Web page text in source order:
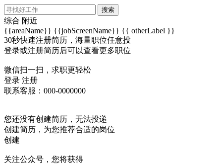
搜索
综合 附近
{{areaName}} {{jobScreenName}} {{ otherLabel }}
30秒快速注册简历，海量职位任意投
登录或注册简历后可以查看更多职位
微信扫一扫，求职更轻松
登录 注册
联系客服：000-0000000
您还没有创建简历，无法投递
创建简历，为您推荐合适的岗位
创建
关注公众号，您将获得